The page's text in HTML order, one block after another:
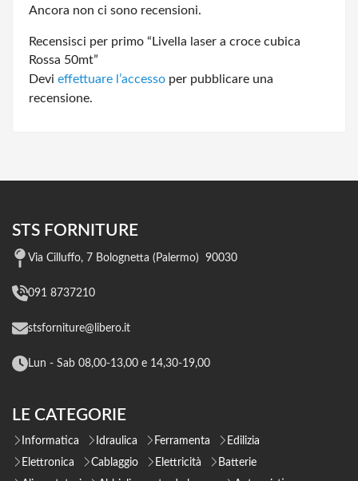
Ancora non ci sono recensioni.
Recensisci per primo “Livella laser a croce cubica
Rossa 50mt”
Devi effettuare l’accesso per pubblicare una
recensione.
STS FORNITURE
Via Cilluffo, 7 Bolognetta (Palermo) 90030
091 8737210
stsforniture@libero.it
Lun - Sab 08,00-13,00 e 14,30-19,00
LE CATEGORIE
Informatica Idraulica Ferramenta
Edilizia
Elettronica
Cablaggio Elettricità
Batterie